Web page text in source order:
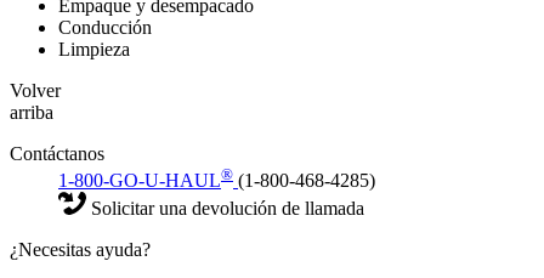
Empaque y desempacado
Conducción
Limpieza
Volver
arriba
Contáctanos
1-800-GO-U-HAUL® (1-800-468-4285)
Solicitar una devolución de llamada
¿Necesitas ayuda?